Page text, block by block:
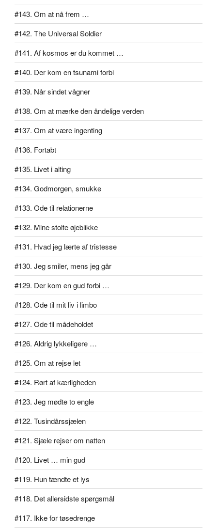
#143. Om at nå frem …
#142. The Universal Soldier
#141. Af kosmos er du kommet …
#140. Der kom en tsunami forbi
#139. Når sindet vågner
#138. Om at mærke den åndelige verden
#137. Om at være ingenting
#136. Fortabt
#135. Livet i alting
#134. Godmorgen, smukke
#133. Ode til relationerne
#132. Mine stolte øjeblikke
#131. Hvad jeg lærte af tristesse
#130. Jeg smiler, mens jeg går
#129. Der kom en gud forbi …
#128. Ode til mit liv i limbo
#127. Ode til mådeholdet
#126. Aldrig lykkeligere …
#125. Om at rejse let
#124. Rørt af kærligheden
#123. Jeg mødte to engle
#122. Tusindårssjælen
#121. Sjæle rejser om natten
#120. Livet … min gud
#119. Hun tændte et lys
#118. Det allersidste spørgsmål
#117. Ikke for tøsedrenge